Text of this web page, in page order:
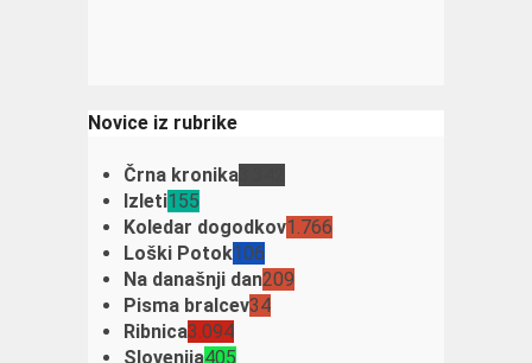
Novice iz rubrike
Črna kronika
Izleti155
Koledar dogodkov1.766
Loški Potok106
Na današnji dan209
Pisma bralcev34
Ribnica3.094
Slovenija405